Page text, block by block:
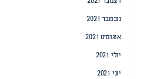
נובמבר 2021
אוגוסט 2021
יולי 2021
יוני 2021